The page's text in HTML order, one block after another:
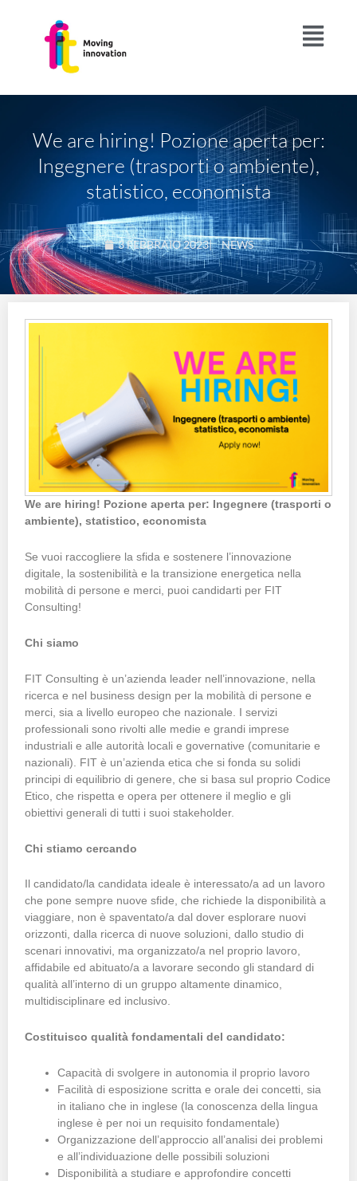
We are hiring! Pozione aperta per:
Ingegnere (trasporti o ambiente),
statistico, economista
3 FEBBRAIO 2023|NEWS
We are hiring! Pozione aperta per: Ingegnere (trasporti o
ambiente), statistico, economista
Se vuoi raccogliere la sfida e sostenere l’innovazione
digitale, la sostenibilità e la transizione energetica nella
mobilità di persone e merci, puoi candidarti per FIT
Consulting!
Chi siamo
FIT Consulting è un’azienda leader nell’innovazione, nella
ricerca e nel business design per la mobilità di persone e
merci, sia a livello europeo che nazionale. I servizi
professionali sono rivolti alle medie e grandi imprese
industriali e alle autorità locali e governative (comunitarie e
nazionali). FIT è un’azienda etica che si fonda su solidi
principi di equilibrio di genere, che si basa sul proprio Codice
Etico, che rispetta e opera per ottenere il meglio e gli
obiettivi generali di tutti i suoi stakeholder.
Chi stiamo cercando
Il candidato/la candidata ideale è interessato/a ad un lavoro
che pone sempre nuove sfide, che richiede la disponibilità a
viaggiare, non è spaventato/a dal dover esplorare nuovi
orizzonti, dalla ricerca di nuove soluzioni, dallo studio di
scenari innovativi, ma organizzato/a nel proprio lavoro,
affidabile ed abituato/a a lavorare secondo gli standard di
qualità all’interno di un gruppo altamente dinamico,
multidisciplinare ed inclusivo.
Costituisco qualità fondamentali del candidato:
Capacità di svolgere in autonomia il proprio lavoro
Facilità di esposizione scritta e orale dei concetti, sia
in italiano che in inglese (la conoscenza della lingua
inglese è per noi un requisito fondamentale)
Organizzazione dell’approccio all’analisi dei problemi
e all’individuazione delle possibili soluzioni
Disponibilità a studiare e approfondire concetti